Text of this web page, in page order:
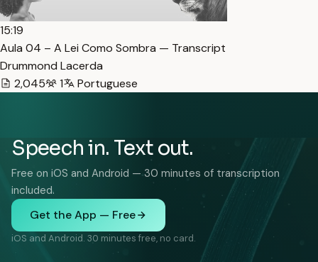
15:19
Aula 04 – A Lei Como Sombra — Transcript
Drummond Lacerda
2,045
1 Portuguese
Speech in. Text out.
Free on iOS and Android — 30 minutes of transcription
included.
Get the App — Free
iOS and Android. 30 minutes free, no card.